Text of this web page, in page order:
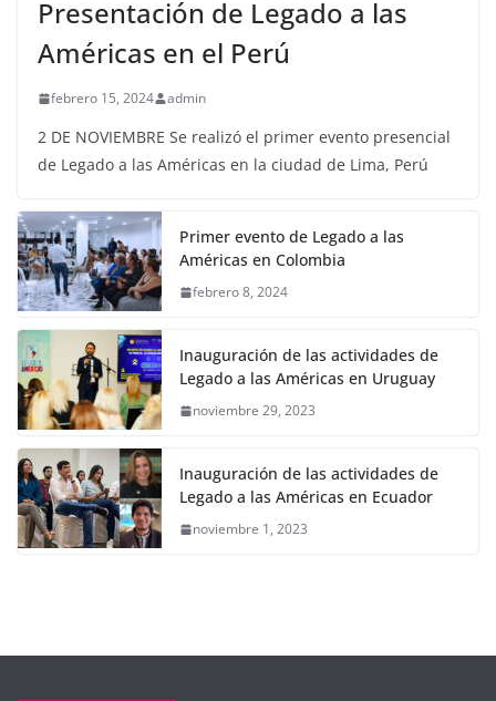
Presentación de Legado a las
Américas en el Perú
febrero 15, 2024 admin
2 DE NOVIEMBRE Se realizó el primer evento presencial
de Legado a las Américas en la ciudad de Lima, Perú
Primer evento de Legado a las
Américas en Colombia
febrero 8, 2024
Inauguración de las actividades de
Legado a las Américas en Uruguay
noviembre 29, 2023
Inauguración de las actividades de
Legado a las Américas en Ecuador
noviembre 1, 2023